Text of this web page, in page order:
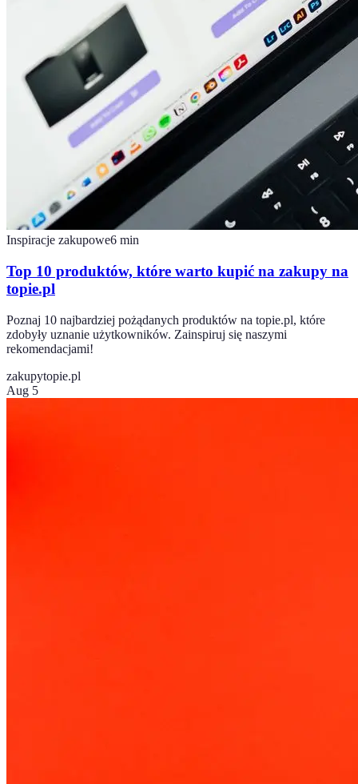
Inspiracje zakupowe6 min
Top 10 produktów, które warto kupić na zakupy na
topie.pl
Poznaj 10 najbardziej pożądanych produktów na topie.pl, które
zdobyły uznanie użytkowników. Zainspiruj się naszymi
rekomendacjami!
zakupytopie.pl
Aug 5